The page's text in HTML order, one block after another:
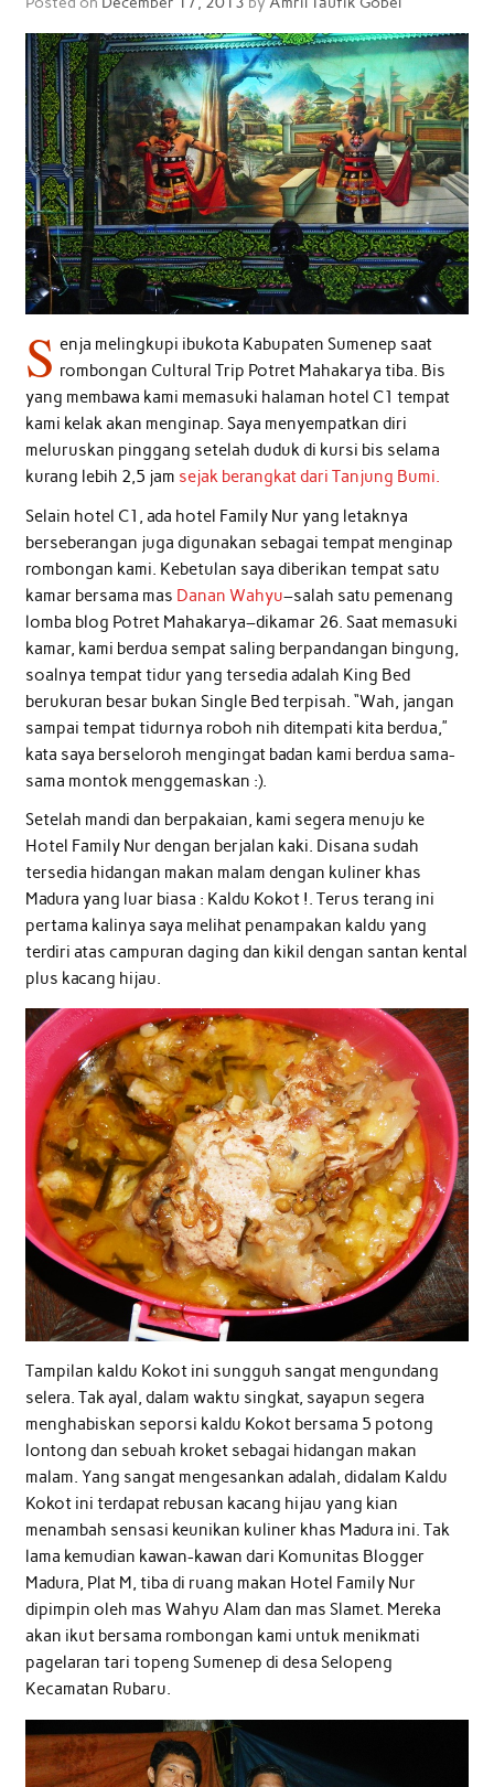
S enja melingkupi ibukota Kabupaten Sumenep saat
rombongan Cultural Trip Potret Mahakarya tiba. Bis
yang membawa kami memasuki halaman hotel C1 tempat
kami kelak akan menginap. Saya menyempatkan diri
meluruskan pinggang setelah duduk di kursi bis selama
kurang lebih 2,5 jam sejak berangkat dari Tanjung Bumi.
Selain hotel C1, ada hotel Family Nur yang letaknya
berseberangan juga digunakan sebagai tempat menginap
rombongan kami. Kebetulan saya diberikan tempat satu
kamar bersama mas Danan Wahyu–salah satu pemenang
lomba blog Potret Mahakarya–dikamar 26. Saat memasuki
kamar, kami berdua sempat saling berpandangan bingung,
soalnya tempat tidur yang tersedia adalah King Bed
berukuran besar bukan Single Bed terpisah. “Wah, jangan
sampai tempat tidurnya roboh nih ditempati kita berdua,”
kata saya berseloroh mengingat badan kami berdua sama-
sama montok menggemaskan :).
Setelah mandi dan berpakaian, kami segera menuju ke
Hotel Family Nur dengan berjalan kaki. Disana sudah
tersedia hidangan makan malam dengan kuliner khas
Madura yang luar biasa : Kaldu Kokot !. Terus terang ini
pertama kalinya saya melihat penampakan kaldu yang
terdiri atas campuran daging dan kikil dengan santan kental
plus kacang hijau.
Tampilan kaldu Kokot ini sungguh sangat mengundang
selera. Tak ayal, dalam waktu singkat, sayapun segera
menghabiskan seporsi kaldu Kokot bersama 5 potong
lontong dan sebuah kroket sebagai hidangan makan
malam. Yang sangat mengesankan adalah, didalam Kaldu
Kokot ini terdapat rebusan kacang hijau yang kian
menambah sensasi keunikan kuliner khas Madura ini. Tak
lama kemudian kawan-kawan dari Komunitas Blogger
Madura, Plat M, tiba di ruang makan Hotel Family Nur
dipimpin oleh mas Wahyu Alam dan mas Slamet. Mereka
akan ikut bersama rombongan kami untuk menikmati
pagelaran tari topeng Sumenep di desa Selopeng
Kecamatan Rubaru.